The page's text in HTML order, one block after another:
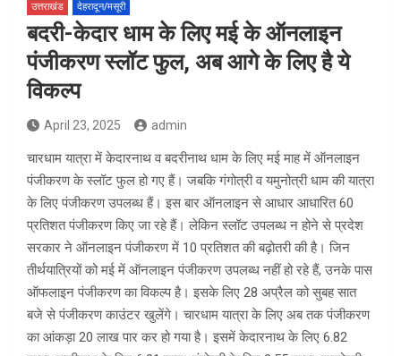
उत्तराखंड देहरादून/मसूरी
बदरी-केदार धाम के लिए मई के ऑनलाइन
पंजीकरण स्लॉट फुल, अब आगे के लिए है ये
विकल्प
April 23, 2025 admin
चारधाम यात्रा में केदारनाथ व बदरीनाथ धाम के लिए मई माह में ऑनलाइन
पंजीकरण के स्लॉट फुल हो गए हैं। जबकि गंगोत्री व यमुनोत्री धाम की यात्रा
के लिए पंजीकरण उपलब्ध हैं। इस बार ऑनलाइन से आधार आधारित 60
प्रतिशत पंजीकरण किए जा रहे हैं। लेकिन स्लॉट उपलब्ध न होने से प्रदेश
सरकार ने ऑनलाइन पंजीकरण में 10 प्रतिशत की बढ़ोतरी की है। जिन
तीर्थयात्रियों को मई में ऑनलाइन पंजीकरण उपलब्ध नहीं हो रहे हैं, उनके पास
ऑफलाइन पंजीकरण का विकल्प है। इसके लिए 28 अप्रैल को सुबह सात
बजे से पंजीकरण काउंटर खुलेंगे। चारधाम यात्रा के लिए अब तक पंजीकरण
का आंकड़ा 20 लाख पार कर हो गया है। इसमें केदारनाथ के लिए 6.82